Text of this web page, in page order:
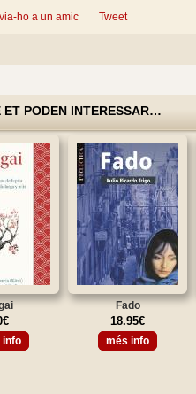
ho a un amic Tweet
ET PODEN INTERESSAR…
info
Fado
18.95€
més info